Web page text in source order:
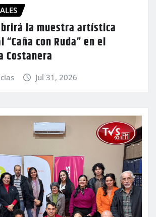
la muestra artística
con Ruda” en el
Costanera
Jul 31, 2026